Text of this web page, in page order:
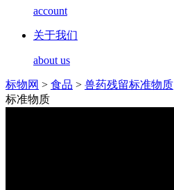
account
关于我们
about us
标物网 > 食品 > 兽药残留标准物质
标准物质